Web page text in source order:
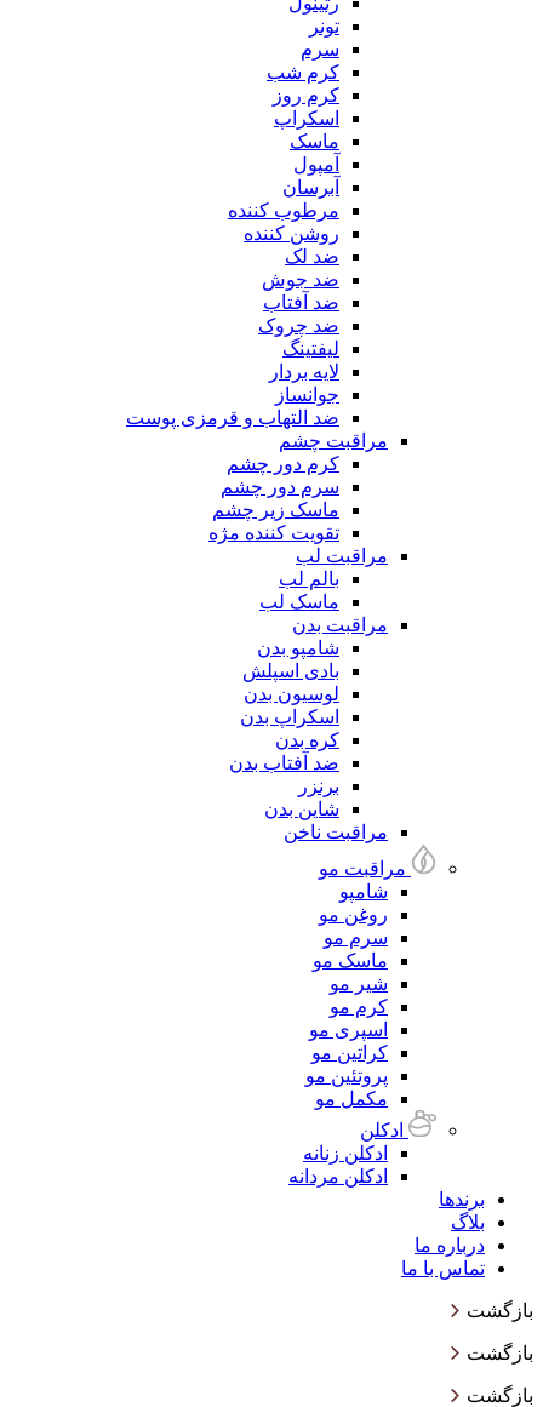
تونر
سرم
کرم شب
کرم روز
اسکراپ
ماسک
آمپول
آبرسان
مرطوب کننده
روشن کننده
ضد لک
ضد جوش
ضد آفتاب
ضد چروک
لیفتینگ
لایه بردار
جوانساز
ضد التهاب و قرمزی پوست
مراقبت چشم
کرم دور چشم
سرم دور چشم
ماسک زیر چشم
تقویت کننده مژه
مراقبت لب
بالم لب
ماسک لب
مراقبت بدن
شامپو بدن
بادی اسپلش
لوسیون بدن
اسکراپ بدن
کره بدن
ضد آفتاب بدن
برنزر
شاین بدن
مراقبت ناخن
مراقبت مو
شامپو
روغن مو
سرم مو
ماسک مو
شیر مو
کرم مو
اسپری مو
کراتین مو
پروتئین مو
مکمل مو
ادکلن
ادکلن زنانه
ادکلن مردانه
برندها
بلاگ
درباره ما
تماس با ما
بازگشت
بازگشت
بازگشت